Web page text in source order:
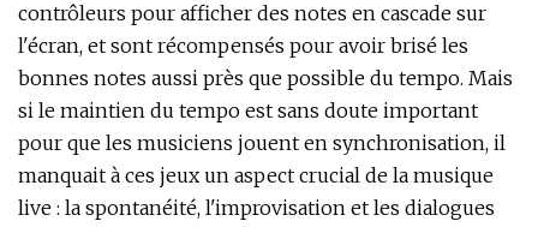
contrôleurs pour afficher des notes en cascade sur
l'écran, et sont récompensés pour avoir brisé les
bonnes notes aussi près que possible du tempo. Mais
si le maintien du tempo est sans doute important
pour que les musiciens jouent en synchronisation, il
manquait à ces jeux un aspect crucial de la musique
live : la spontanéité, l'improvisation et les dialogues